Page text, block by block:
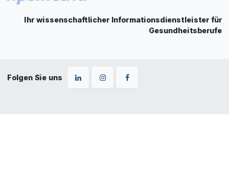
Ihr wissenschaftlicher Informationsdienstleister für
Gesundheitsberufe
Folgen Sie uns